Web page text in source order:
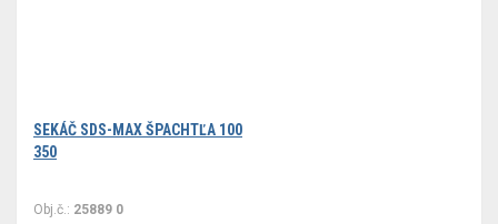
SEKÁČ SDS-MAX ŠPACHTĽA 100
350
Obj.č.: 25889 0